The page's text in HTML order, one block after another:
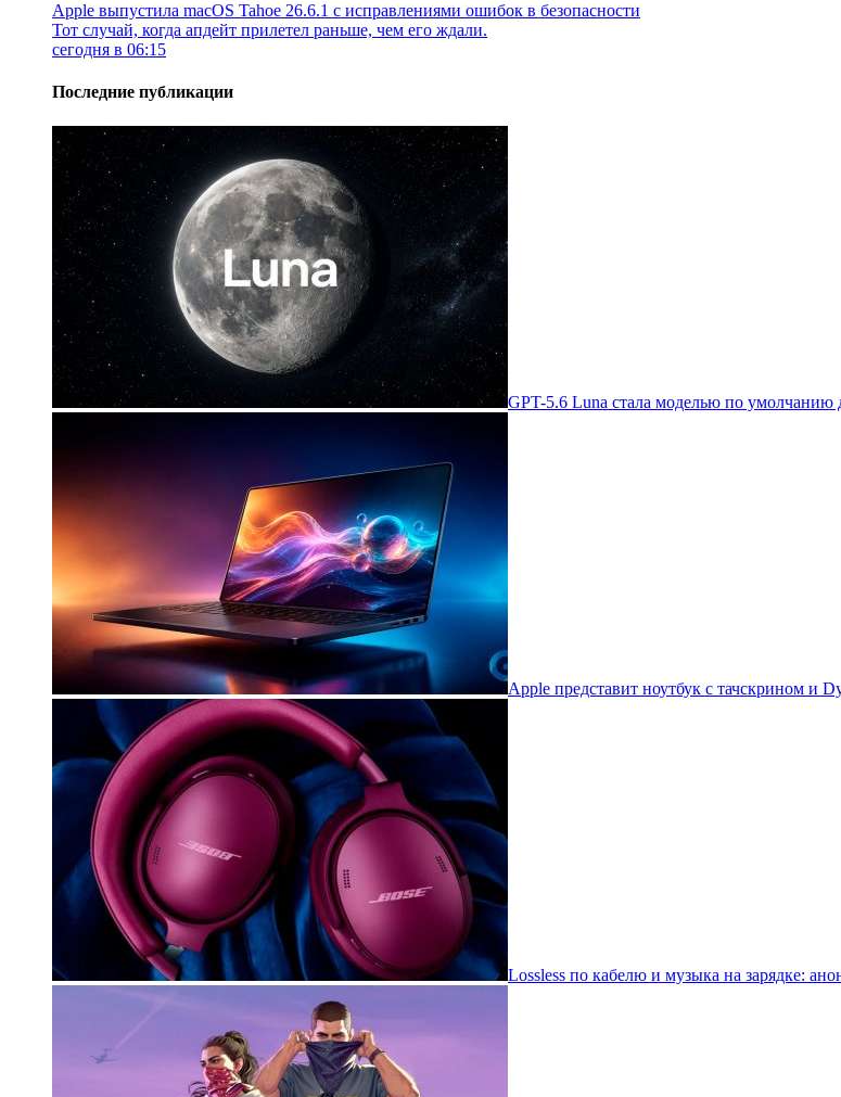
Apple выпустила macOS Tahoe 26.6.1 с исправлениями ошибок в безопасности
Тот случай, когда апдейт прилетел раньше, чем его ждали.
сегодня в 06:15
Последние публикации
GPT-5.6 Luna стала моделью по умолчанию
Apple представит ноутбук с тачскрином и
Lossless по кабелю и музыка на зарядке: